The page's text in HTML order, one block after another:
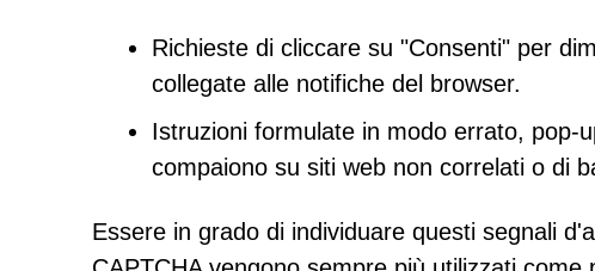
Richieste di cliccare su "Consenti" per
collegate alle notifiche del browser.
Istruzioni formulate in modo errato, pop-
compaiono su siti web non correlati o di
Essere in grado di individuare questi segnali